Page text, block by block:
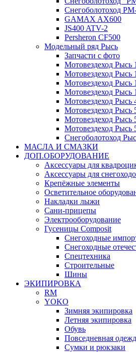
Снегоболотоход
GAMAX AX600
JS400 ATV-2
Persheron CF500
Модельный ряд Рысь
Запчасти с фото
Мотовездеход Рысь
Мотовездеход Рысь
Мотовездеход Рысь
Мотовездеход Рысь
Мотовездеход Рысь
Мотовездеход Рысь
Мотовездеход Рысь
Мотовездеход Рысь
Снегоболотоход
МАСЛА И СМАЗКИ
ДОП.ОБОРУДОВАНИЕ
Аксессуары для
Аксессуары для
Крепёжные элементы
Осветительное
Накладки лыжи
Сани-прицепы
Электрооборудование
Гусеницы Composit
Снегоходные
Снегоходные
Спецтехника
Строительные
Шины
ЭКИПИРОВКА
RM
YOKO
Зимняя экипировка
Летняя экипировка
Обувь
Повседневная
Сумки и рюкзаки